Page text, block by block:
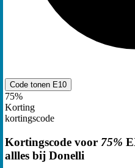
Code tonen E10
75%
Korting
kortingscode
Kortingscode voor 75%
allles bij Donelli